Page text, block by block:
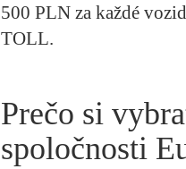
500 PLN za každé
TOLL.
Prečo si
spoločnosti